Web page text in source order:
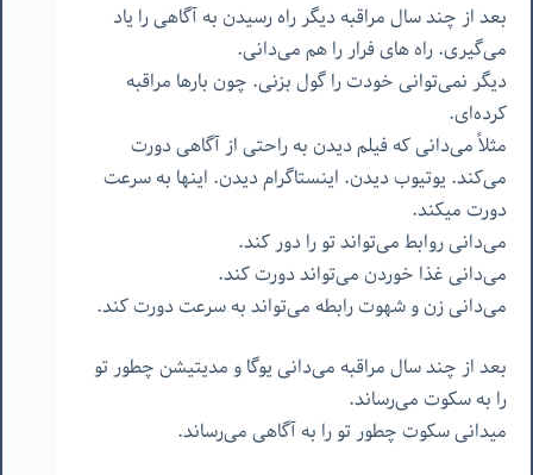
بعد از چند سال مراقبه دیگر راه رسیدن به آگاهی را یاد
می‌گیری. راه های فرار را هم می‌دانی.
دیگر نمی‌توانی خودت را گول بزنی. چون بارها مراقبه
کرده‌ای.
مثلاً می‌دانی که فیلم دیدن به راحتی از آگاهی دورت
می‌کند. یوتیوب دیدن. اینستاگرام دیدن. اینها به سرعت
دورت میکند.
می‌دانی روابط می‌تواند تو را دور کند.
می‌دانی غذا خوردن می‌تواند دورت کند.
می‌دانی زن و شهوت رابطه می‌تواند به سرعت دورت کند.
بعد از چند سال مراقبه می‌دانی یوگا و مدیتیشن چطور تو
را به سکوت می‌رساند.
میدانی سکوت چطور تو را به آگاهی می‌رساند.